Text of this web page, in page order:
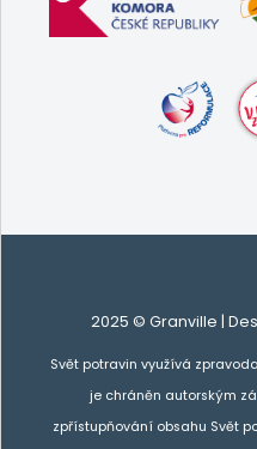
2025 © Granville |
Svět potravin využívá
je chráněn autorským
zpřístupňování obsahu Svět